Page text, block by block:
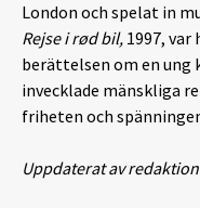
London och spelat in
Rejse i rød bil, 1997,
berättelsen om en ung
invecklade mänskliga
friheten och
Uppdaterat av